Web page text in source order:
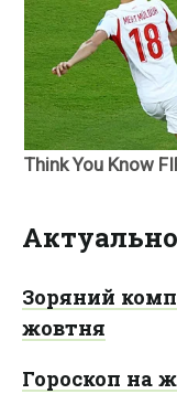
Актуально
Зоряний
жовтня
Гороскоп на